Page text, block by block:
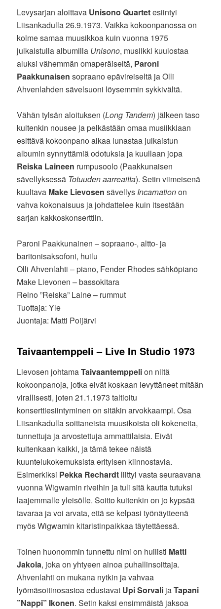
Levysarjan aloittava Unisono Quartetesiintyi
Liisankadulla 26.9.1973. Vaikka kokoonpanossa on
kolme samaa muusikkoa kuin vuonna 1975
julkaistulla albumilla Unisono, musiikki kuulostaa
aluksi vähemmän omaperäiseltä, Paroni
Paakkunaisensopraano epävireiseltä ja Olli
Ahvenlahden sävelsuoni löysemmin sykkivältä.
Vähän tylsän aloituksen (Long Tandem) jälkeen taso
kuitenkin nousee ja pelkästään omaa musiikkiaan
esittävä kokoonpano alkaa lunastaa julkaistun
albumin synnyttämiä odotuksia ja kuullaan jopa
Reiska Laineen rumpusoolo (Paakkunaisen
sävellyksessä Totuuden aarreaitta). Setin viimeisenä
kuultava Make Lievosen sävellys Incarnationon
vahva kokonaisuus ja johdattelee kuin itsestään
sarjan kakkoskonserttiin.
Paroni Paakkunainen – sopraano-, altto- ja
baritonisaksofoni, huilu
Olli Ahvenlahti – piano, Fender Rhodes sähköpiano
Make Lievonen – bassokitara
Reino ”Reiska” Laine – rummut
Tuottaja: Yle
Juontaja: Matti Poijärvi
Taivaantemppeli – Live In Studio 1973
Lievosen johtamaTaivaantemppelion niitä
kokoonpanoja, jotka eivät koskaan levyttäneet mitään
virallisesti, joten 21.1.1973 taltioitu
konserttiesiintyminen on sitäkin arvokkaampi. Osa
Liisankadulla soittaneista muusikoista oli kokeneita,
tunnettuja ja arvostettuja ammattilaisia. Eivät
kuitenkaan kaikki, ja tämä tekee näistä
kuuntelukokemuksista erityisen kiinnostavia.
Esimerkiksi Pekka Rechardt liittyi vasta seuraavana
vuonna Wigwamin riveihin ja tuli sitä kautta tutuksi
laajemmalle yleisölle. Soitto kuitenkin on jo kypsää
tavaraa ja voi arvata, että se kelpasi työnäytteenä
myös Wigwamin kitaristinpaikkaa täytettäessä.
Toinen huonommin tunnettu nimi on huilisti Matti
Jakola, joka on yhtyeen ainoa puhallinsoittaja.
Ahvenlahti on mukana nytkin ja vahvaa
lyömäsoitinosastoa edustavat Upi Sorvali jaTapani
”Nappi” Ikonen. Setin kaksi ensimmäistä jaksoa